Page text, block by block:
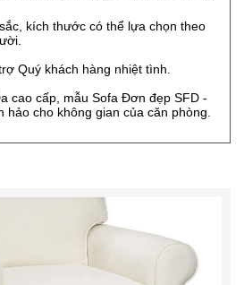
kích thước có thể lựa chọn theo
Quý khách hàng nhiệt tình.
cao cấp, mẫu Sofa Đơn đẹp SFD -
hảo cho không gian của căn phòng.